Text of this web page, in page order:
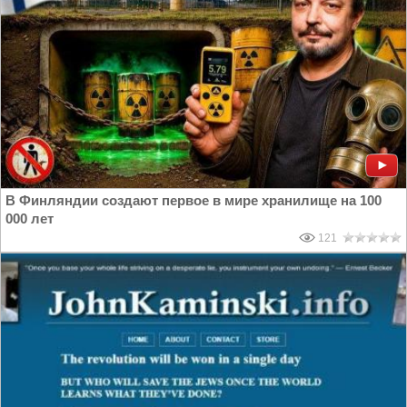
В Финляндии создают первое в мире хранилище на 100
000 лет
121